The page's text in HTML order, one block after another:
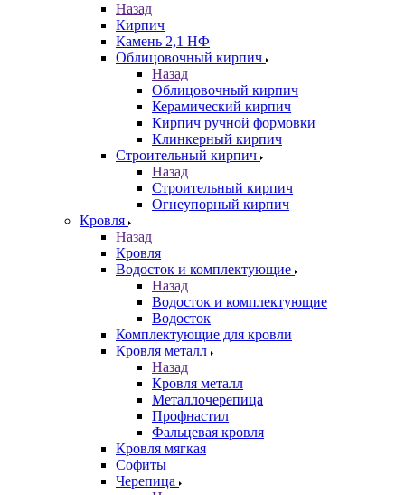
Назад
Кирпич
Камень 2,1 НФ
Облицовочный кирпич
Назад
Облицовочный кирпич
Керамический кирпич
Кирпич ручной формовки
Клинкерный кирпич
Строительный кирпич
Назад
Строительный кирпич
Огнеупорный кирпич
Кровля
Назад
Кровля
Водосток и комплектующие
Назад
Водосток и комплектующие
Водосток
Комплектующие для кровли
Кровля металл
Назад
Кровля металл
Металлочерепица
Профнастил
Фальцевая кровля
Кровля мягкая
Софиты
Черепица